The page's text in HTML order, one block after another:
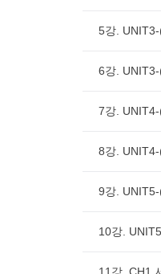
5강.
6강.
7강.
8강.
9강.
10강.